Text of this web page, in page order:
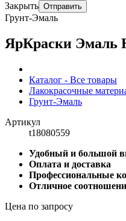
Закрыть Отправить
Грунт-Эмаль
ЯрКраски
Каталог - Все товары
Лакокрасочные
Грунт-Эмаль
Артикул
t18080559
Удобный и большой
Оплата и доставка
Профессиональные
Отличное
Цена по запросу